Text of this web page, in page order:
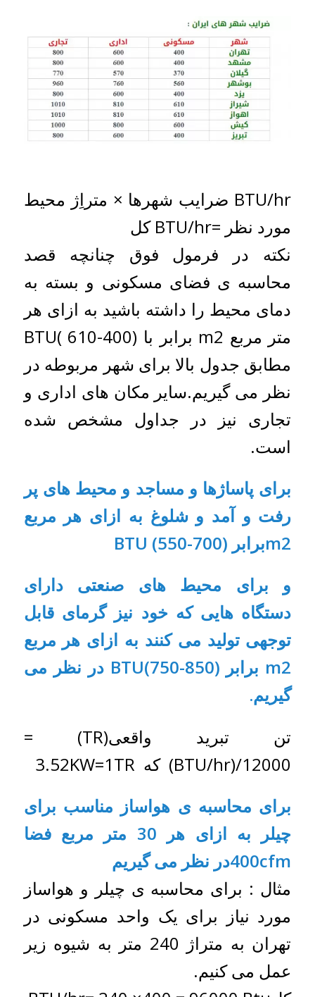
BTU/hr ضرایب شهرها × متراِژ محیط
مورد نظر =BTU/hr کل
نکته در فرمول فوق چنانچه قصد
محاسبه ی فضای مسکونی و بسته به
دمای محیط را داشته باشید به ازای هر
متر مربع m2 برابر با (400-610 )BTU
مطابق جدول بالا برای شهر مربوطه در
نظر می گیریم.سایر مکان های اداری و
تجاری نیز در جداول مشخص شده
است.
برای پاساژها و مساجد و محیط های پر
رفت و آمد و شلوغ به ازای هر مربع
m2برابر (BTU (550-700
و برای محیط های صنعتی دارای
دستگاه هایی که خود نیز گرمای قابل
توجهی تولید می کنند به ازای هر مربع
m2 برابر (BTU(750-850 در نظر می
گیریم.
تن تبرید واقعی(TR) =
BTU/hr)/12000) که 3.52KW=1TR
برای محاسبه ی هواساز مناسب برای
چیلر به ازای هر 30 متر مربع فضا
400cfmدر نظر می گیریم
مثال : برای محاسبه ی چیلر و هواساز
مورد نیاز برای یک واحد مسکونی در
تهران به متراژ 240 متر به شیوه زیر
عمل می کنیم.